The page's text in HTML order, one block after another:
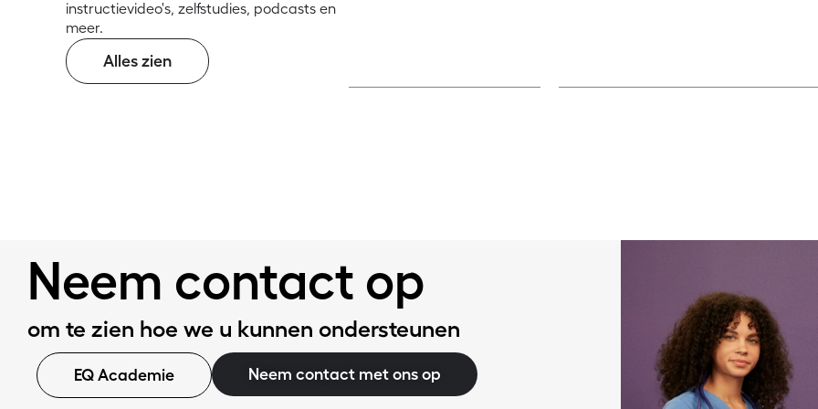
instructievideo's, zelfstudies, podcasts en
meer.
Alles zien
lezen
Neem contact op
om te zien hoe we u kunnen ondersteunen
EQ Academie Neem contact met ons op